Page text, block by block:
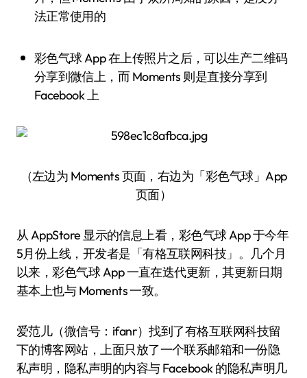
法正常使用的
彩色气球 App 在上传照片之后，可以生产二维码
分享到微信上，而 Moments 则是直接分享到
Facebook 上
（左边为 Moments 页面，右边为「彩色气球」App
页面）
从 AppStore 显示的信息上看，彩色气球 App 于今年
5月份上线，开发者是「有格互联网科技」。几个月
以来，彩色气球 App 一直在迭代更新，其更新日期
基本上也与 Moments 一致。
爱范儿（微信号：ifanr）找到了有格互联网科技留
下的博客网站，上面只放了一个联系邮箱和一份隐
私声明，隐私声明的内容与 Facebook 的隐私声明几